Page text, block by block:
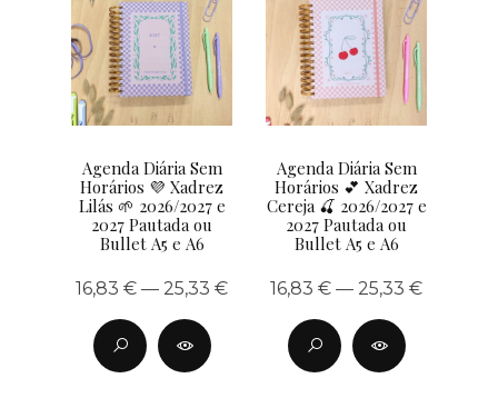
Agenda Diária Sem
Horários 💜 Xadrez
Lilás 🌱 2026/2027 e
2027 Pautada ou
Bullet A5 e A6
16,83 € — 25,33 €
Agenda Diária Sem
Horários 💕 Xadrez
Cereja 🍒 2026/2027 e
2027 Pautada ou
Bullet A5 e A6
16,83 € — 25,33 €